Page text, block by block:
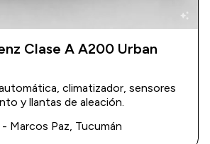
auto_awesome
Clase A A200 Urban
climatizador, sensores
y llantas de aleación.
- Marcos Paz, Tucumán